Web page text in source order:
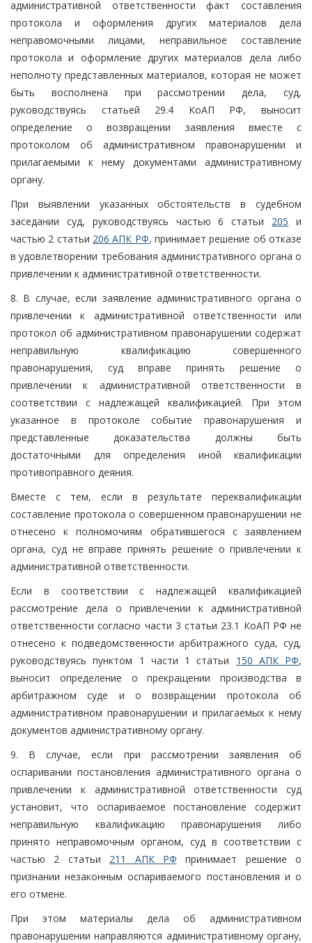
административной ответственности факт составления
протокола и оформления других материалов дела
неправомочными лицами, неправильное составление
протокола и оформление других материалов дела либо
неполноту представленных материалов, которая не может
быть восполнена при рассмотрении дела, суд,
руководствуясь статьей 29.4 КоАП РФ, выносит
определение о возвращении заявления вместе с
протоколом об административном правонарушении и
прилагаемыми к нему документами административному
органу.
При выявлении указанных обстоятельств в судебном
заседании суд, руководствуясь частью 6 статьи 205 и
частью 2 статьи 206 АПК РФ, принимает решение об отказе
в удовлетворении требования административного органа о
привлечении к административной ответственности.
8. В случае, если заявление административного органа о
привлечении к административной ответственности или
протокол об административном правонарушении содержат
неправильную квалификацию совершенного
правонарушения, суд вправе принять решение о
привлечении к административной ответственности в
соответствии с надлежащей квалификацией. При этом
указанное в протоколе событие правонарушения и
представленные доказательства должны быть
достаточными для определения иной квалификации
противоправного деяния.
Вместе с тем, если в результате переквалификации
составление протокола о совершенном правонарушении не
отнесено к полномочиям обратившегося с заявлением
органа, суд не вправе принять решение о привлечении к
административной ответственности.
Если в соответствии с надлежащей квалификацией
рассмотрение дела о привлечении к административной
ответственности согласно части 3 статьи 23.1 КоАП РФ не
отнесено к подведомственности арбитражного суда, суд,
руководствуясь пунктом 1 части 1 статьи 150 АПК РФ,
выносит определение о прекращении производства в
арбитражном суде и о возвращении протокола об
административном правонарушении и прилагаемых к нему
документов административному органу.
9. В случае, если при рассмотрении заявления об
оспаривании постановления административного органа о
привлечении к административной ответственности суд
установит, что оспариваемое постановление содержит
неправильную квалификацию правонарушения либо
принято неправомочным органом, суд в соответствии с
частью 2 статьи 211 АПК РФ принимает решение о
признании незаконным оспариваемого постановления и о
его отмене.
При этом материалы дела об административном
правонарушении направляются административному органу,